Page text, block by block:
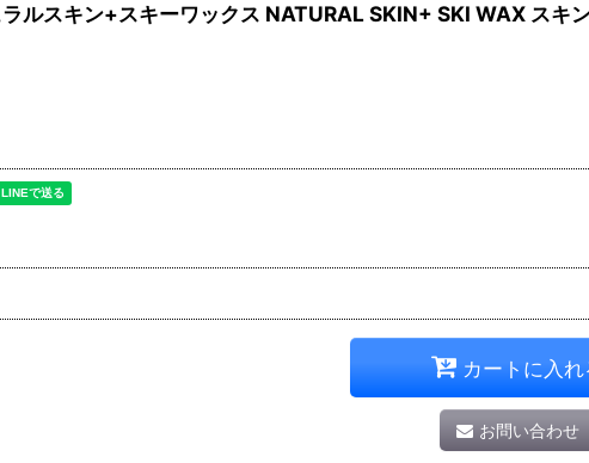
ルスキン+スキーワックス NATURAL SKIN+ SKI WAX スキ
カートに入れ
お問い合わせ